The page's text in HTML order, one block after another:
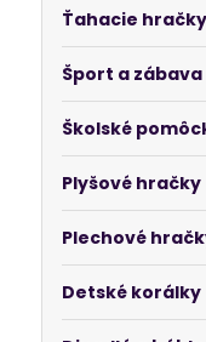
Ťahacie hračky
Šport a zábava
Školské
Plyšové hračky
Plechové
Detské korálky